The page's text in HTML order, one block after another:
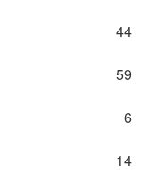
44
59
6
14